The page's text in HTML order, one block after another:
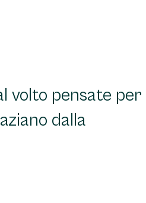
volto pensate per
dalla